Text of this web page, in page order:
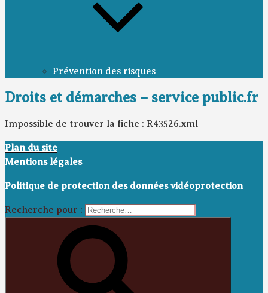
Prévention des risques
Droits et démarches – service public.fr
Impossible de trouver la fiche : R43526.xml
Plan du site
Mentions légales
Politique de protection des données vidéoprotection
Recherche pour :